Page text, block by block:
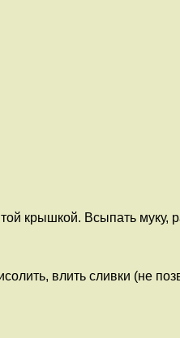
крышкой. Всыпать муку,
влить сливки (не